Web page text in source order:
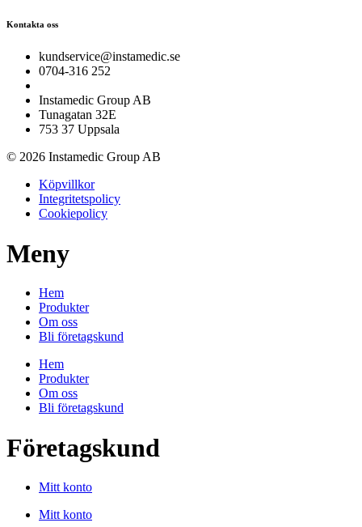
Kontakta oss
kundservice@instamedic.se
0704-316 252
Instamedic Group AB
Tunagatan 32E
753 37 Uppsala
© 2026 Instamedic Group AB
Köpvillkor
Integritetspolicy
Cookiepolicy
Meny
Hem
Produkter
Om oss
Bli företagskund
Hem
Produkter
Om oss
Bli företagskund
Företagskund
Mitt konto
Mitt konto